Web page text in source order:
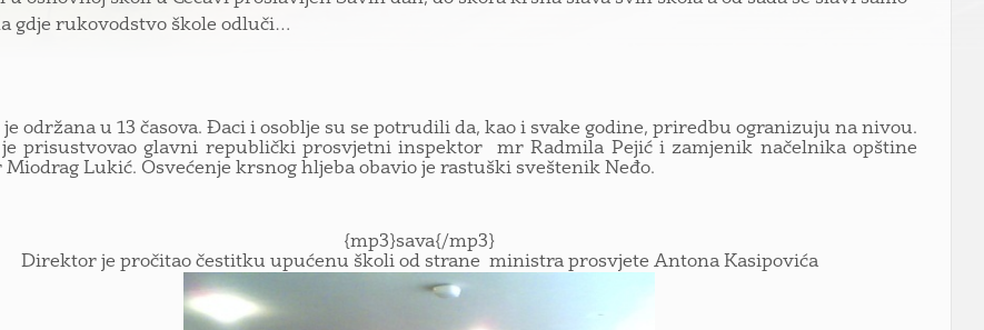
gdje rukovodstvo škole odluči…
održana u 13 časova. Đaci i osoblje su se potrudili da, kao i svake godine, priredbu ogranizuju na nivou.
prisustvovao glavni republički prosvjetni inspektor mr Radmila Pejić i zamjenik načelnika opštine
Miodrag Lukić. Osvećenje krsnog hljeba obavio je rastuški sveštenik Neđo.
{mp3}sava{/mp3}
Direktor je pročitao čestitku upućenu školi od strane ministra prosvjete Antona Kasipovića